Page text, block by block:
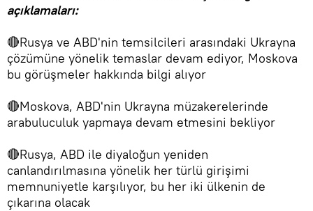
açıklamaları:
🔴Rusya ve ABD'nin temsilcileri arasındaki Ukrayna
çözümüne yönelik temaslar devam ediyor, Moskova
bu görüşmeler hakkında bilgi alıyor
🔴Moskova, ABD'nin Ukrayna müzakerelerinde
arabuluculuk yapmaya devam etmesini bekliyor
🔴Rusya, ABD ile diyaloğun yeniden
canlandırılmasına yönelik her türlü girişimi
memnuniyetle karşılıyor, bu her iki ülkenin de
çıkarına olacak